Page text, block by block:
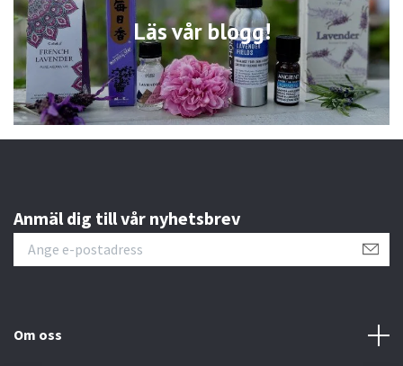
Läs vår blogg!
Anmäl dig till vår nyhetsbrev
Om oss